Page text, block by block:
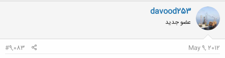
davood253
عضو جدید
May 9, 2012
#9,083